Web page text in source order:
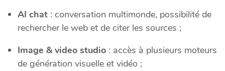
AI chat : conversation multimonde, possibilité de
rechercher le web et de citer les sources ;
Image & video studio : accès à plusieurs moteurs
de génération visuelle et vidéo ;